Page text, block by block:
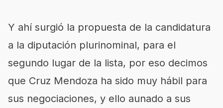
Y ahí surgió la propuesta de la candidatura
a la diputación plurinominal, para el
segundo lugar de la lista, por eso decimos
que Cruz Mendoza ha sido muy hábil para
sus negociaciones, y ello aunado a sus